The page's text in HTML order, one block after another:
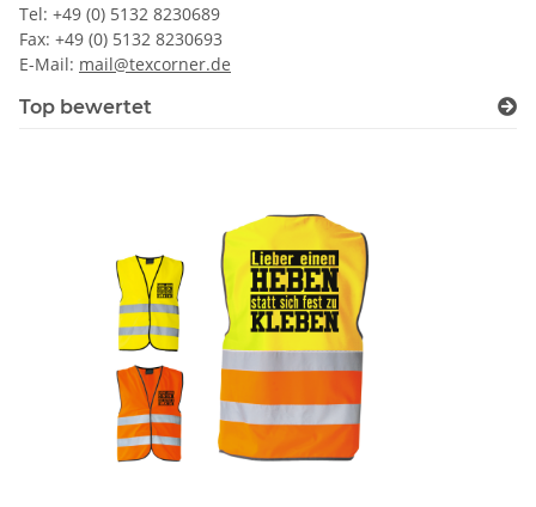
Tel: +49 (0) 5132 8230689
Fax: +49 (0) 5132 8230693
E-Mail: mail@texcorner.de
Top bewertet